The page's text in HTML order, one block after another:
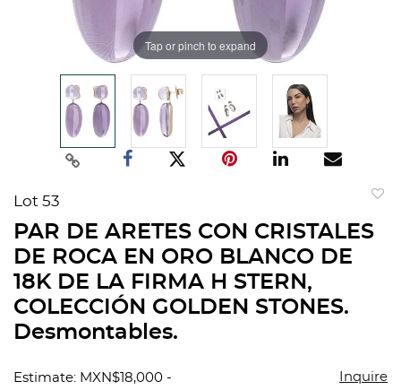
Tap or pinch to expand
Lot 53
PAR DE ARETES CON CRISTALES
DE ROCA EN ORO BLANCO DE
18K DE LA FIRMA H STERN,
COLECCIÓN GOLDEN STONES.
Desmontables.
Estimate: MXN$18,000 -
Inquire